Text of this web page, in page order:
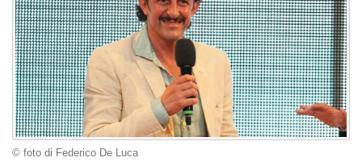
© foto di Federico De Luca